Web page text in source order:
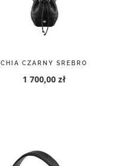
CHIA CZARNY SREBRO
1 700,00 zł